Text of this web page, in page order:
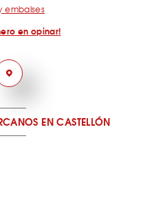
embalses
en opinar!
EN CASTELLÓN